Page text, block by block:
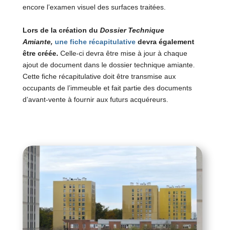
encore l’examen visuel des surfaces traitées.
Lors de la création du Dossier Technique
Amiante, une fiche récapitulative devra également
être créée. Celle-ci devra être mise à jour à chaque
ajout de document dans le dossier technique amiante.
Cette fiche récapitulative doit être transmise aux
occupants de l’immeuble et fait partie des documents
d’avant-vente à fournir aux futurs acquéreurs.